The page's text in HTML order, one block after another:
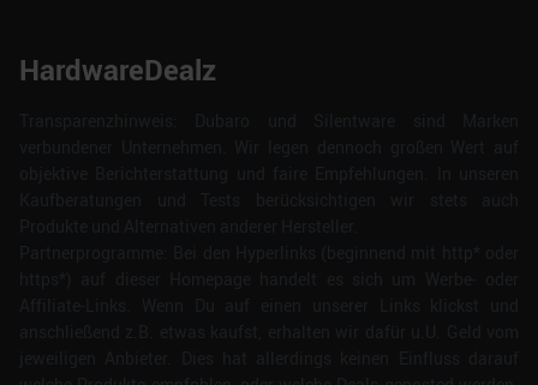
HardwareDealz